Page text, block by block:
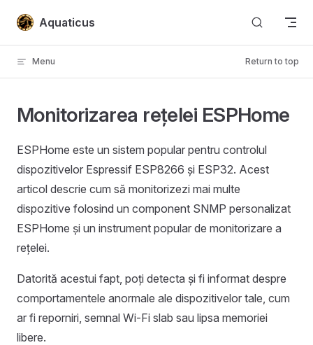
Skip to content
Aquaticus
Menu Return to top
Monitorizarea rețelei ESPHome
ESPHome este un sistem popular pentru controlul
dispozitivelor Espressif ESP8266 și ESP32. Acest
articol descrie cum să monitorizezi mai multe
dispozitive folosind un component SNMP personalizat
ESPHome și un instrument popular de monitorizare a
rețelei.
Datorită acestui fapt, poți detecta și fi informat despre
comportamentele anormale ale dispozitivelor tale, cum
ar fi reporniri, semnal Wi-Fi slab sau lipsa memoriei
libere.